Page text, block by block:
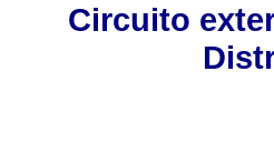
Circuito